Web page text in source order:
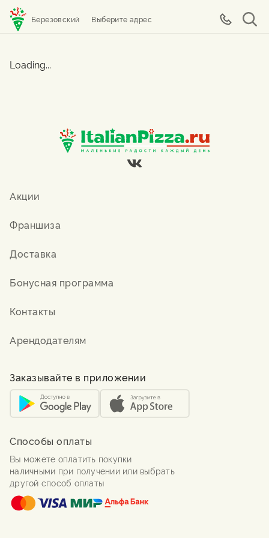
Березовский Выберите адрес
Loading...
Акции
Франшиза
Доставка
Бонусная программа
Контакты
Арендодателям
Заказывайте в приложении
Способы оплаты
Вы можете оплатить покупки
наличными при получении или выбрать
другой способ оплаты